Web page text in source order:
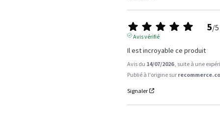
5/5
Avis vérifié
Il est incroyable ce produit
Avis du 14/07/2026 , suite à une
Publié à l'origine sur
Signaler